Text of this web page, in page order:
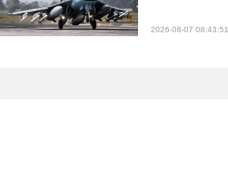
2026-08-07 08:43:51